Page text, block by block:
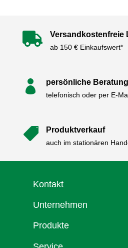
 Versandkostenfreie
ab 150 € Einkaufswert*
 persönliche Beratung
telefonisch oder per E-
 Produktverkauf
auch im stationären
Kontakt
Unternehmen
Produkte